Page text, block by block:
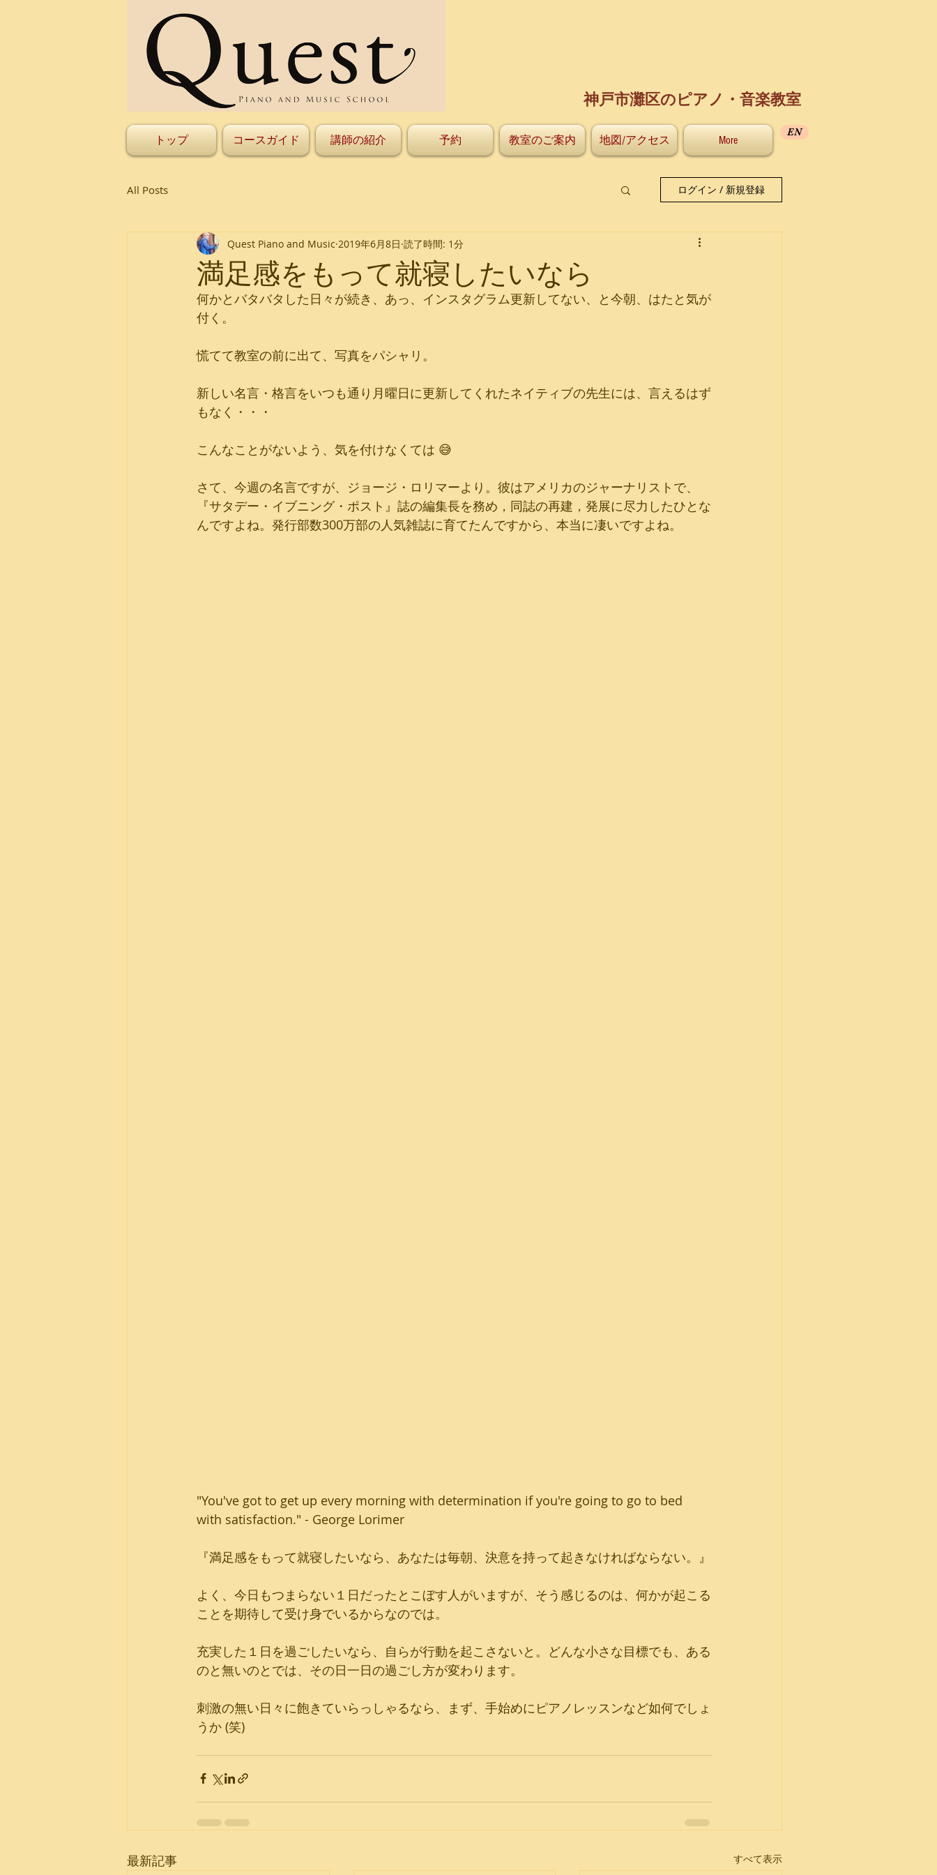
神戸市灘区のピアノ・音楽教室
トップ コースガイド 講師の紹介 予約 教室のご案内 地図/アクセス More
EN
All Posts ログイン / 新規登録
満足感をもって就寝したいなら
Quest Piano and Music 2019年6月8日 読了時間: 1分
何かとバタバタした日々が続き、あっ、インスタグラム更新してない、と今朝、はたと気が
付く。
慌てて教室の前に出て、写真をパシャリ。
新しい名言・格言をいつも通り月曜日に更新してくれたネイティブの先生には、言えるはず
もなく・・・
こんなことがないよう、気を付けなくては 😅
さて、今週の名言ですが、ジョージ・ロリマーより。彼はアメリカのジャーナリストで、
『サタデー・イブニング・ポスト』誌の編集長を務め，同誌の再建，発展に尽力したひとな
んですよね。発行部数300万部の人気雑誌に育てたんですから、本当に凄いですよね。
"You've got to get up every morning with determination if you're going to go to bed
with satisfaction." - George Lorimer
『満足感をもって就寝したいなら、あなたは毎朝、決意を持って起きなければならない。』
よく、今日もつまらない１日だったとこぼす人がいますが、そう感じるのは、何かが起こる
ことを期待して受け身でいるからなのでは。
充実した１日を過ごしたいなら、自らが行動を起こさないと。どんな小さな目標でも、ある
のと無いのとでは、その日一日の過ごし方が変わります。
刺激の無い日々に飽きていらっしゃるなら、まず、手始めにピアノレッスンなど如何でしょ
うか (笑)
最新記事 すべて表示